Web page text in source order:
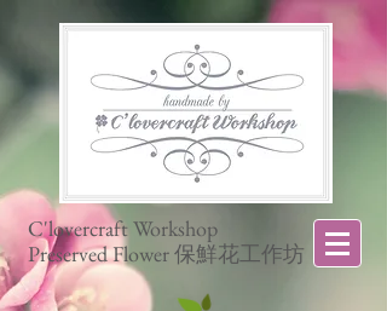
C'lovercraft Workshop
Preserved Flower 保鮮花工作坊